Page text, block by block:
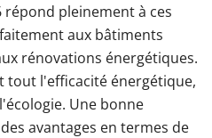
répond pleinement à ces
aux bâtiments
rénovations énergétiques.
tout l'efficacité énergétique,
Une bonne
avantages en termes de